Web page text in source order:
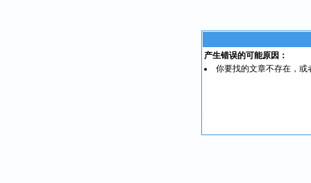
产生错误的可能原因：
你要找的文章不存在，或